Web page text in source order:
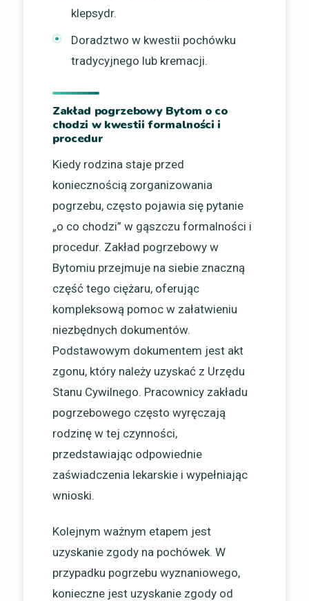
klepsydr.
Doradztwo w kwestii pochówku
tradycyjnego lub kremacji.
Zakład pogrzebowy Bytom o co
chodzi w kwestii formalności i
procedur
Kiedy rodzina staje przed
koniecznością zorganizowania
pogrzebu, często pojawia się pytanie
„o co chodzi” w gąszczu formalności i
procedur. Zakład pogrzebowy w
Bytomiu przejmuje na siebie znaczną
część tego ciężaru, oferując
kompleksową pomoc w załatwieniu
niezbędnych dokumentów.
Podstawowym dokumentem jest akt
zgonu, który należy uzyskać z Urzędu
Stanu Cywilnego. Pracownicy zakładu
pogrzebowego często wyręczają
rodzinę w tej czynności,
przedstawiając odpowiednie
zaświadczenia lekarskie i wypełniając
wnioski.
Kolejnym ważnym etapem jest
uzyskanie zgody na pochówek. W
przypadku pogrzebu wyznaniowego,
konieczne jest uzyskanie zgody od